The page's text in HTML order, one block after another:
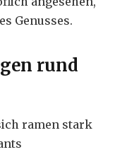
Genusses.
rund
ramen stark